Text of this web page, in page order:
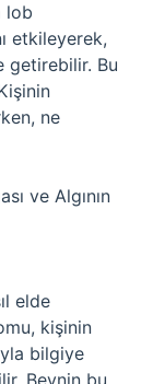
lob
etkileyerek,
getirebilir. Bu
ne
ve Algının
elde
kişinin
bilgiye
Beynin bu